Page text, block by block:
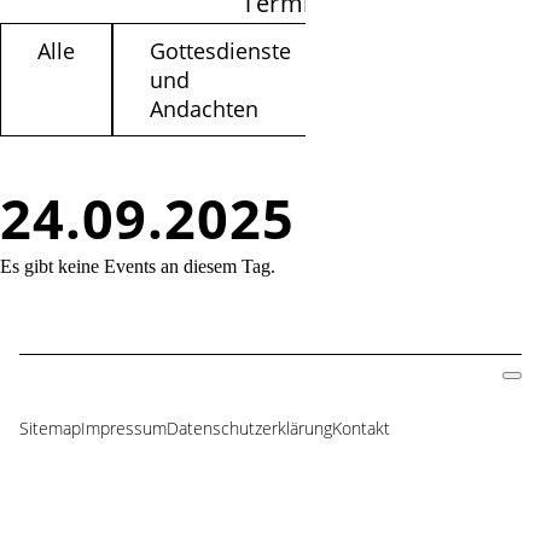
24.09.2025
Alle
Gottesdienste
und
Andachten
Es gibt keine Events an diesem Tag.
Navigation
SitemapImpressumDatenschutzerklärungKontakt